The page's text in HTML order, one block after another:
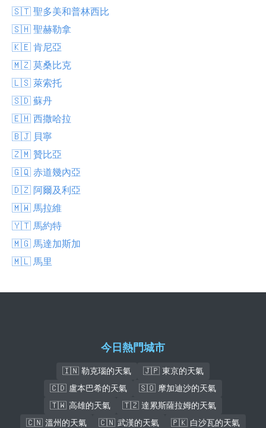
🇸🇹 聖多美和普林西比
🇸🇭 聖赫勒拿
🇰🇪 肯尼亞
🇲🇿 莫桑比克
🇱🇸 萊索托
🇸🇩 蘇丹
🇪🇭 西撒哈拉
🇧🇯 貝寧
🇿🇲 贊比亞
🇬🇶 赤道幾內亞
🇩🇿 阿爾及利亞
🇲🇼 馬拉維
🇾🇹 馬約特
🇲🇬 馬達加斯加
🇲🇱 馬里
今日熱門城市
🇮🇳 勒克瑙的天氣
🇯🇵 東京的天氣
🇨🇩 盧本巴希的天氣
🇸🇴 摩加迪沙的天氣
🇹🇼 高雄的天氣
🇹🇿 達累斯薩拉姆的天氣
🇨🇳 溫州的天氣
🇨🇳 武漢的天氣
🇵🇰 白沙瓦的天氣